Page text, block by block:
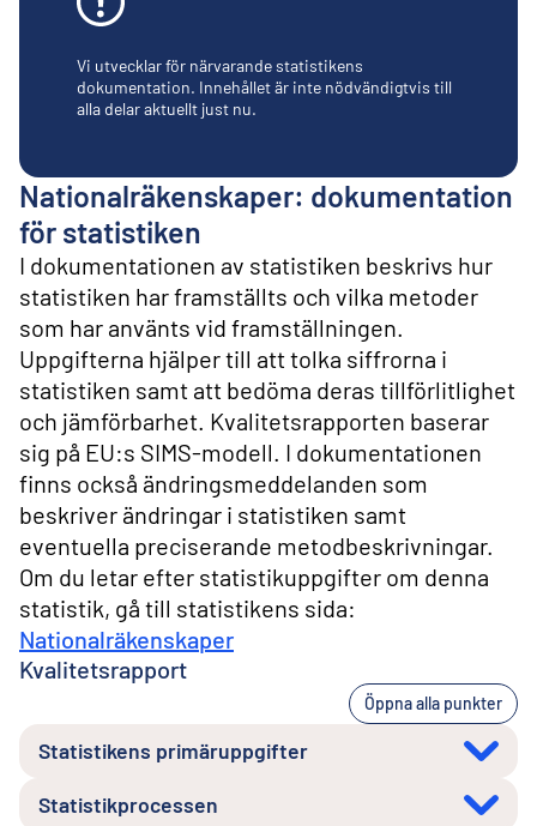
Vi utvecklar för närvarande statistikens
dokumentation. Innehållet är inte nödvändigtvis till
alla delar aktuellt just nu.
Nationalräkenskaper: dokumentation
för statistiken
I dokumentationen av statistiken beskrivs hur
statistiken har framställts och vilka metoder
som har använts vid framställningen.
Uppgifterna hjälper till att tolka siffrorna i
statistiken samt att bedöma deras tillförlitlighet
och jämförbarhet. Kvalitetsrapporten baserar
sig på EU:s SIMS-modell. I dokumentationen
finns också ändringsmeddelanden som
beskriver ändringar i statistiken samt
eventuella preciserande metodbeskrivningar.
Om du letar efter statistikuppgifter om denna
statistik, gå till statistikens sida:
Nationalräkenskaper
Kvalitetsrapport
Öppna alla punkter
Statistikens primäruppgifter
Statistikprocessen